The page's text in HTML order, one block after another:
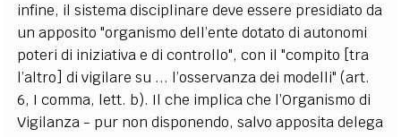
infine, il sistema disciplinare deve essere presidiato da
un apposito "organismo dell’ente dotato di autonomi
poteri di iniziativa e di controllo", con il "compito [tra
l’altro] di vigilare su ... l’osservanza dei modelli" (art.
6, I comma, lett. b). Il che implica che l’Organismo di
Vigilanza - pur non disponendo, salvo apposita delega